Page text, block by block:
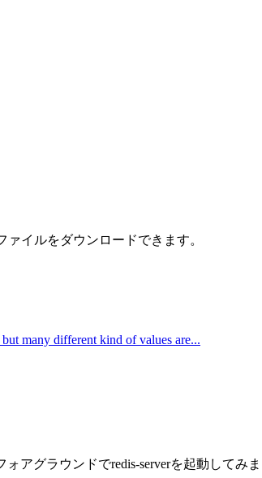
ァイルをダウンロードできます。
many different kind of values are...
アグラウンドでredis-serverを起動してみま